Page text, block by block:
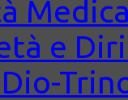
e
Dio-